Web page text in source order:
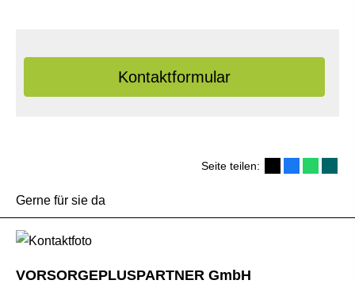
Kontaktformular
Seite teilen:
Gerne für sie da
VORSORGEPLUSPARTNER GmbH